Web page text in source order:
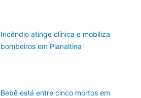
Incêndio atinge clínica e mobiliza
bombeiros em Planaltina
Bebê está entre cinco mortos em